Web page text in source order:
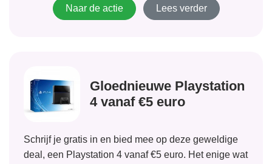
Naar de actie
Lees verder
Gloednieuwe Playstation
4 vanaf €5 euro
Schrijf je gratis in en bied mee op deze geweldige
deal, een Playstation 4 vanaf €5 euro. Het enige wat